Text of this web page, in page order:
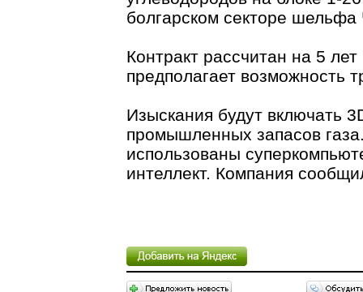
болгарском секторе
Контракт рассчитан на 5
предполагает возможность
Изыскания будут включать
промышленных запасов
использованы
интеллект. Компания